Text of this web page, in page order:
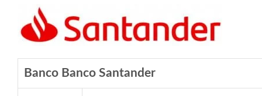
Banco Banco Santander